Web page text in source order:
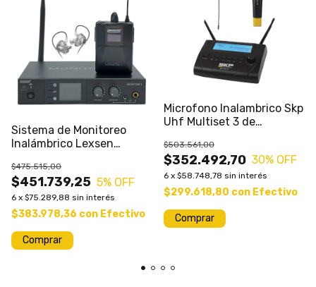
Sistema de Monitoreo
Inalámbrico Lexsen
$451.739,25
$475.515,00
5% OFF
6 x $75.289,88 sin interés
$383.978,36 con Efectivo
Microfono Inalambrico Skp
Uhf Multiset 3 de
$352.492,70
$503.561,00
30% OFF
6 x $58.748,78 sin interés
$299.618,80 con Efectivo
Comprar